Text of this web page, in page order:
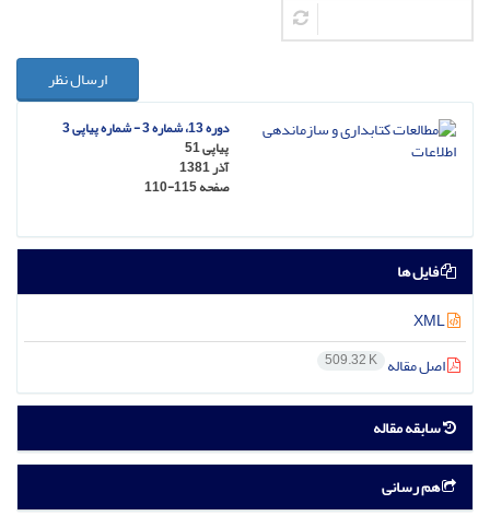
ارسال نظر
دوره 13، شماره 3 - شماره پیاپی 3
پیاپی 51
آذر 1381
صفحه110-115
فایل ها
اصل مقاله 509.32 K
سابقه مقاله
هم رسانی